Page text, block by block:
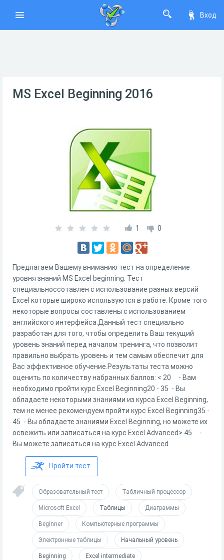
Вход
MS Excel Beginning 2016
1 0
Предлагаем Вашему вниманию тест на определение
уровня знаний MS Excel beginning. Тест
специальноссотавлен с использование разных версий
Excel которые широко используются в работе. Кроме того
некоторые вопросы составлены с использованием
английского интерфейса.Данный тест специально
разработан для того, чтобы определить Ваш текущий
уровень знаний перед началом тренинга, что позволит
правильно выбрать уровень и тем самым обеспечит для
Вас эффективное обучение.Результаты теста можно
оценить по количеству набранных баллов: < 20 - Вам
необходимо пройти курс Excel Beginning20 - 35 - Вы
обладаете некоторыми знаниями из курса Excel Beginning,
тем не менее рекомендуем пройти курс Excel Beginning35 -
45 - Вы обладаете знаниями Excel Beginning, но можете их
освежить или записаться на курс Excel Advanсed> 45 -
Вы можете записаться на курс Excel Advanced
Пройти тест
Образовательный тест Табличный процессор
Microsoft Excel Таблицы Диаграммы
Beginner Компьютерные программы
Электронные таблицы Начальный уровень
Beginning Excel intermediate